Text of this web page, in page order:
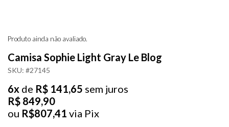
Produto ainda não avaliado.
Camisa Sophie Light Gray Le Blog
SKU: #27145
6x de R$ 141,65 sem juros
R$ 849,90
ou R$807,41 via Pix